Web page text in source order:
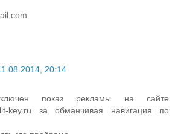
20:14
показ рекламы на сайте
key.ru за обманчивая навигация по